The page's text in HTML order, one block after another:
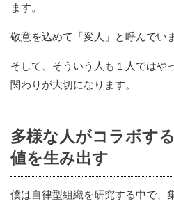
ます。
敬意を込めて「変人」と呼んでい
そして、そういう人も１人ではや
関わりが大切になります。
多様な人がコラボす
値を生み出す
僕は自律型組織を研究する中で、